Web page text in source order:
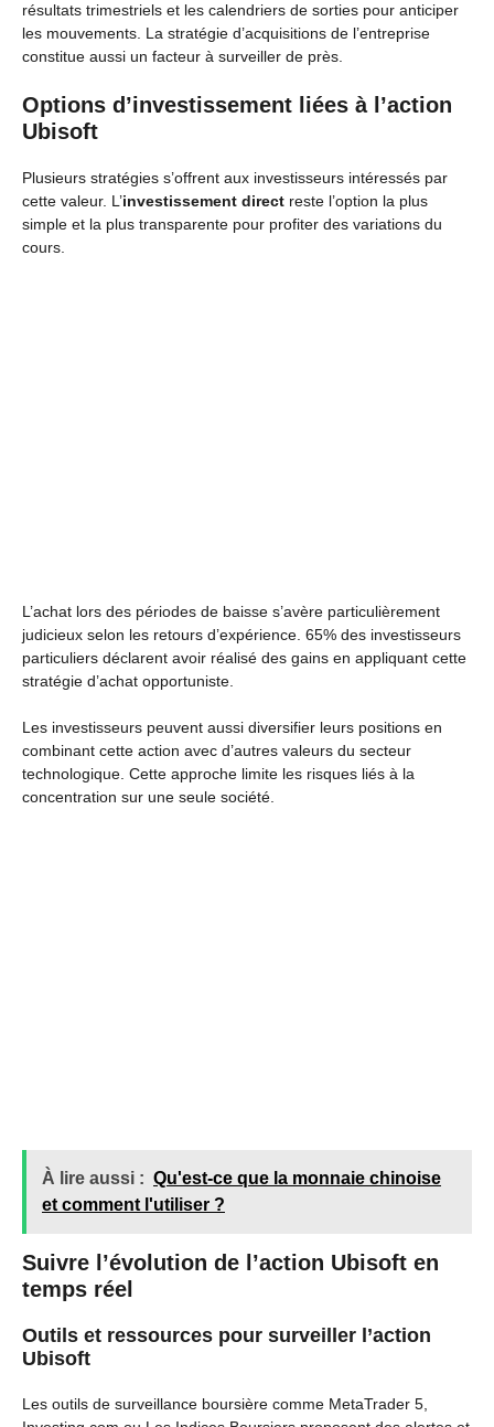
résultats trimestriels et les calendriers de sorties pour anticiper
les mouvements. La stratégie d’acquisitions de l’entreprise
constitue aussi un facteur à surveiller de près.
Options d’investissement liées à l’action
Ubisoft
Plusieurs stratégies s’offrent aux investisseurs intéressés par
cette valeur. L’investissement direct reste l’option la plus
simple et la plus transparente pour profiter des variations du
cours.
L’achat lors des périodes de baisse s’avère particulièrement
judicieux selon les retours d’expérience. 65% des investisseurs
particuliers déclarent avoir réalisé des gains en appliquant cette
stratégie d’achat opportuniste.
Les investisseurs peuvent aussi diversifier leurs positions en
combinant cette action avec d’autres valeurs du secteur
technologique. Cette approche limite les risques liés à la
concentration sur une seule société.
À lire aussi : Qu'est-ce que la monnaie chinoise
et comment l'utiliser ?
Suivre l’évolution de l’action Ubisoft en
temps réel
Outils et ressources pour surveiller l’action
Ubisoft
Les outils de surveillance boursière comme MetaTrader 5,